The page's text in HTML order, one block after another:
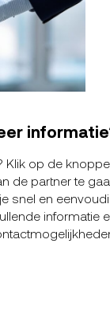
Klik op de
de partner te
snel en
informatie